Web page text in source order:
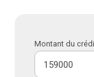
Montant du